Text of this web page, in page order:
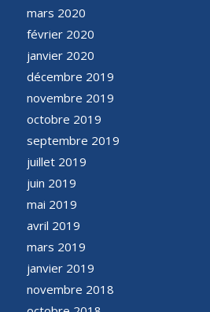
mars 2020
février 2020
janvier 2020
décembre 2019
novembre 2019
octobre 2019
septembre 2019
juillet 2019
juin 2019
mai 2019
avril 2019
mars 2019
janvier 2019
novembre 2018